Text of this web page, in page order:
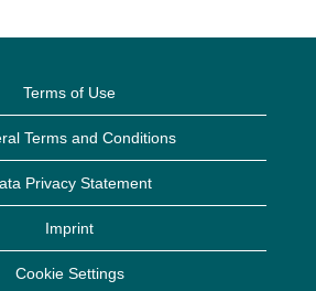
Terms of Use
Terms and Conditions
Privacy Statement
Imprint
Cookie Settings